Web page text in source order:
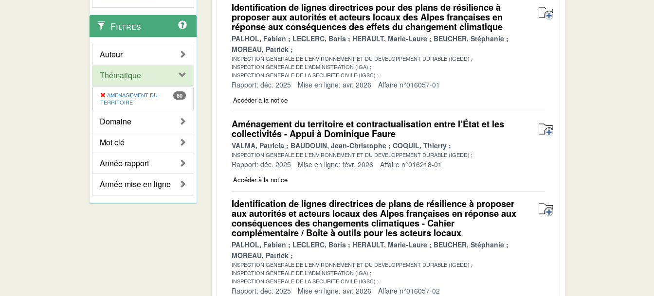
Filtres
Auteur
Thématique
AMENAGEMENT DU
TERRITOIRE
80
Domaine
Mot clé
Année rapport
Année mise en ligne
Identification de lignes directrices pour des plans de résilience à
proposer aux autorités et acteurs locaux des Alpes françaises en
réponse aux conséquences des effets du changement climatique
PALHOL, Fabien LECLERC, Boris HERAULT, Marie-Laure
BEUCHER, Stéphanie
MOREAU, Patrick
INSPECTION GENERALE DE L'ENVIRONNEMENT ET DU DEVELOPPEMENT DURABLE (IGEDD)
INSPECTION GENERALE DE L'ADMINISTRATION (IGA)
INSPECTION GENERALE DE LA SECURITE CIVILE (IGSC)
Rapport: déc. 2025 Mise en ligne: avr. 2026 Affaire n°016057-01
Accéder à la notice
Aménagement du territoire et contractualisation entre l’État et les
collectivités - Appui à Dominique Faure
VALMA, Patricia BAUDOUIN, Jean-Christophe COQUIL, Thierry
INSPECTION GENERALE DE L'ENVIRONNEMENT ET DU DEVELOPPEMENT DURABLE (IGEDD)
Rapport: déc. 2025 Mise en ligne: févr. 2026 Affaire n°016218-01
Accéder à la notice
Identification de lignes directrices de plans de résilience à proposer
aux autorités et acteurs locaux des Alpes françaises en réponse aux
conséquences des changements climatiques - Cahier
complémentaire / Boîte à outils pour les acteurs locaux
PALHOL, Fabien LECLERC, Boris HERAULT, Marie-Laure
BEUCHER, Stéphanie
MOREAU, Patrick
INSPECTION GENERALE DE L'ENVIRONNEMENT ET DU DEVELOPPEMENT DURABLE (IGEDD)
INSPECTION GENERALE DE L'ADMINISTRATION (IGA)
INSPECTION GENERALE DE LA SECURITE CIVILE (IGSC)
Rapport: déc. 2025 Mise en ligne: avr. 2026 Affaire n°016057-02